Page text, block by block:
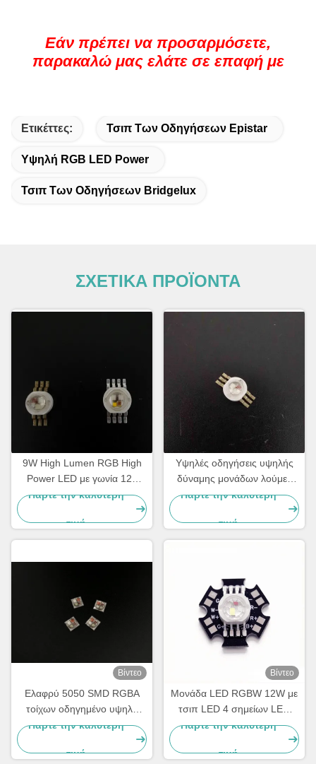
Εάν πρέπει να προσαρμόσετε,
παρακαλώ μας ελάτε σε επαφή με
Ετικέττες: Τσιπ Των Οδηγήσεων Epistar
Υψηλή RGB LED Power
Τσιπ Των Οδηγήσεων Bridgelux
ΣΧΕΤΙΚΑ ΠΡΟΪΟΝΤΑ
9W High Lumen RGB High
Power LED με γωνία 120
μοιρών και εγγύηση 2 ετών
Πάρτε την καλύτερη
τιμή
Υψηλές οδηγήσεις υψηλής
δύναμης μονάδων λούμεν
9W κόκκινες πράσινες μπλε
RGB με το PCB αλουμινίου
Πάρτε την καλύτερη
τιμή
Βίντεο
Ελαφρύ 5050 SMD RGBA
τοίχων οδηγημένο υψηλή
δύναμη τσιπ τσιπ 10W
πλυντηρίων
Πάρτε την καλύτερη
τιμή
Βίντεο
Μονάδα LED RGBW 12W με
τσιπ LED 4 σημείων LED
υψηλής ισχύος σε PCB Black
Star για φωτισμό σκηνής
Πάρτε την καλύτερη
τιμή